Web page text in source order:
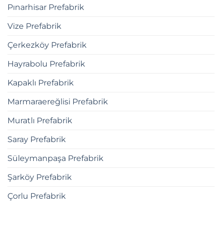
Pınarhisar Prefabrik
Vize Prefabrik
Çerkezköy Prefabrik
Hayrabolu Prefabrik
Kapaklı Prefabrik
Marmaraereğlisi Prefabrik
Muratlı Prefabrik
Saray Prefabrik
Süleymanpaşa Prefabrik
Şarköy Prefabrik
Çorlu Prefabrik